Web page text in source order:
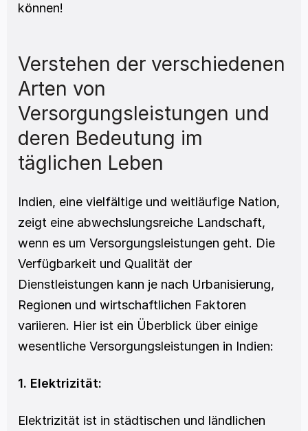
können!
Verstehen der verschiedenen
Arten von
Versorgungsleistungen und
deren Bedeutung im
täglichen Leben
Indien, eine vielfältige und weitläufige Nation,
zeigt eine abwechslungsreiche Landschaft,
wenn es um Versorgungsleistungen geht. Die
Verfügbarkeit und Qualität der
Dienstleistungen kann je nach Urbanisierung,
Regionen und wirtschaftlichen Faktoren
variieren. Hier ist ein Überblick über einige
wesentliche Versorgungsleistungen in Indien:
1. Elektrizität:
Elektrizität ist in städtischen und ländlichen